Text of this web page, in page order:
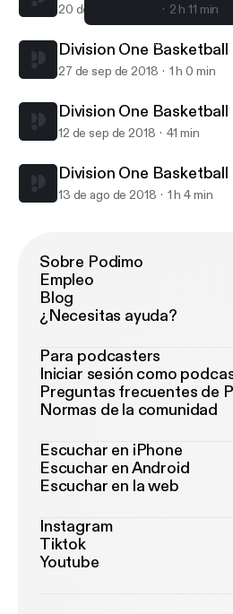
Division One Basketball
20 de oct de 2018 2 h 11 min
Division One Basketball
27 de sep de 2018 1 h 0 min
Division One Basketball
12 de sep de 2018 41 min
Division One Basketball
13 de ago de 2018 1 h 4 min
Sobre Podimo
Empleo
Blog
¿Necesitas ayuda?
Para podcasters
Iniciar sesión como
Preguntas frecuentes de
Normas de la comunidad
Escuchar en iPhone
Escuchar en Android
Escuchar en la web
Instagram
Tiktok
Youtube